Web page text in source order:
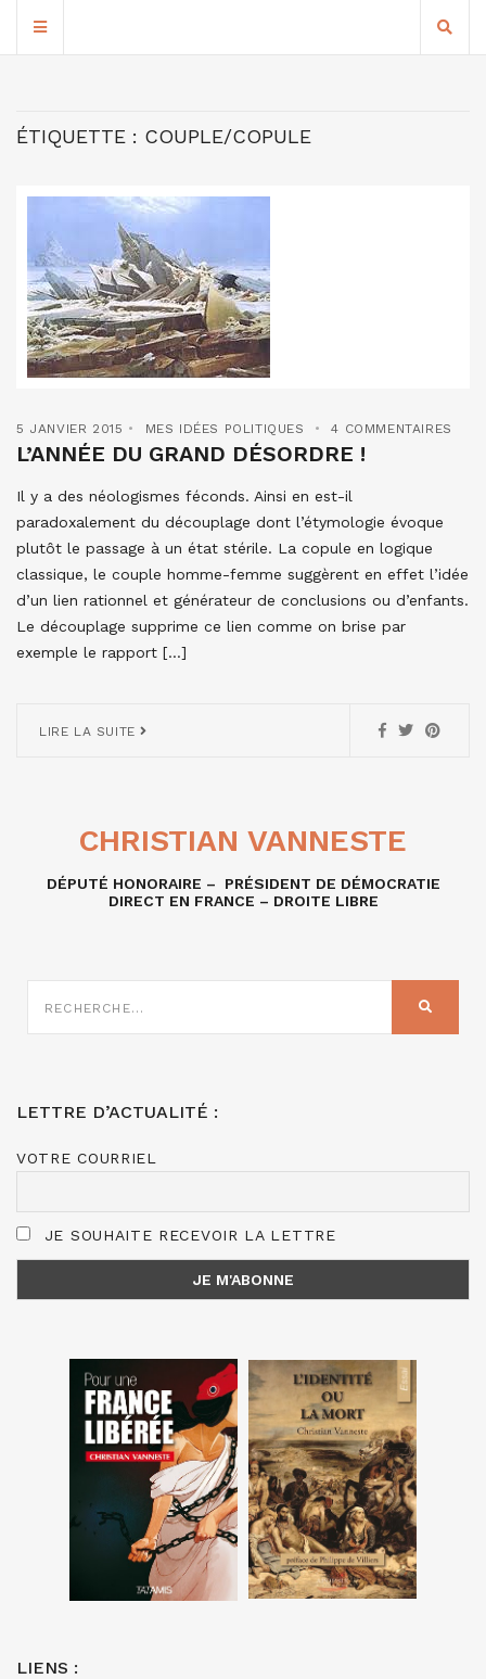
ÉTIQUETTE : COUPLE/COPULE
5 JANVIER 2015 MES IDÉES POLITIQUES 4 COMMENTAIRES
L’ANNÉE DU GRAND DÉSORDRE !
Il y a des néologismes féconds. Ainsi en est-il
paradoxalement du découplage dont l’étymologie évoque
plutôt le passage à un état stérile. La copule en logique
classique, le couple homme-femme suggèrent en effet l’idée
d’un lien rationnel et générateur de conclusions ou d’enfants.
Le découplage supprime ce lien comme on brise par
exemple le rapport […]
LIRE LA SUITE
CHRISTIAN VANNESTE
DÉPUTÉ HONORAIRE – PRÉSIDENT DE DÉMOCRATIE
DIRECT EN FRANCE – DROITE LIBRE
SUR
LETTRE D’ACTUALITÉ :
VOTRE COURRIEL
JE SOUHAITE RECEVOIR LA LETTRE
LIENS :